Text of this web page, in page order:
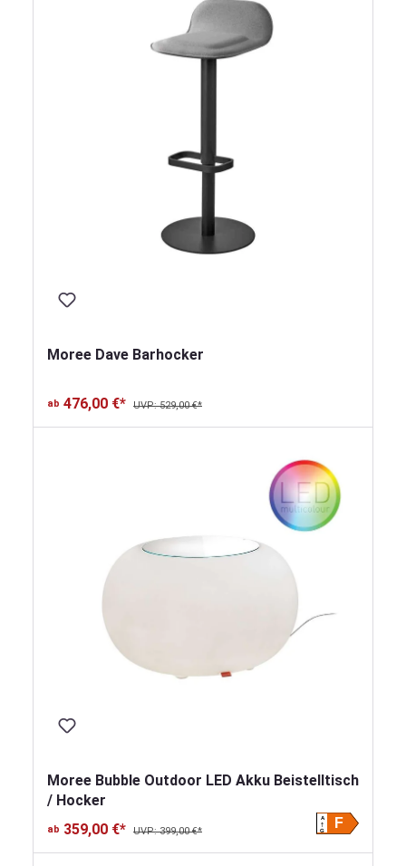
Moree Dave Barhocker
ab 476,00 €* UVP: 529,00 €*
Moree Bubble Outdoor LED Akku Beistelltisch
/ Hocker
ab 359,00 €* UVP: 399,00 €*
F
A
G